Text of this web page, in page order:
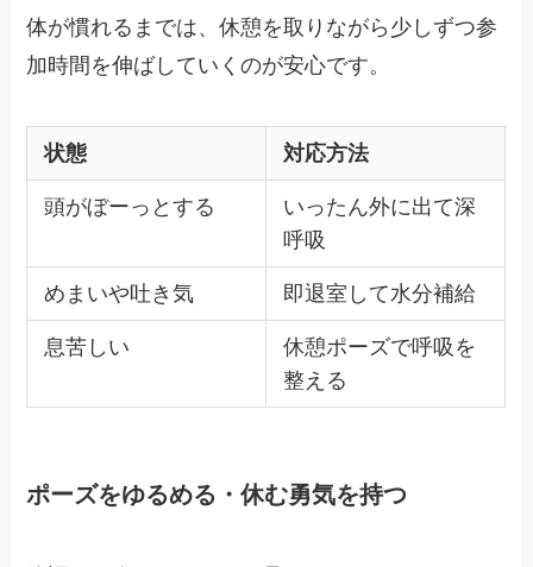
体が慣れるまでは、休憩を取りながら少しずつ参
加時間を伸ばしていくのが安心です。
状態 対応方法
頭がぼーっとする
いったん外に出て深
呼吸
めまいや吐き気 即退室して水分補給
息苦しい
休憩ポーズで呼吸を
整える
ポーズをゆるめる・休む勇気を持つ